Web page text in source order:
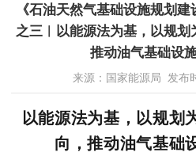
《石油天然气基础设施规划
之三︱以能源法为基，以规划
推动油气基础设
来源：国家能源局 发布
以能源法为基，以规划
向，推动油气基础